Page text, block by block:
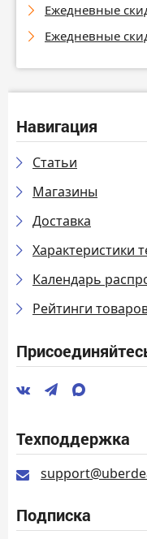
Ежедневные
Ежедневные
Навигация
Статьи
Магазины
Доставка
Характеристики
Календарь
Рейтинги
Техподдержка
Подписка